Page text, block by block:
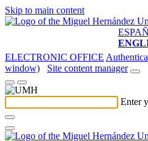
Skip to main content
ELECTRONIC OFFICE
window)
Site content manager
Enter